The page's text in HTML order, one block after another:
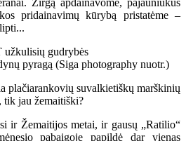
Žirgą apdainavome, pajauniukus
pridainavimų kūrybą pristatėme –
plačiarankovių suvalkietiškų marškinių
tik jau žemaitiški?
ir Žemaitijos metai, ir gausų „Ratilio“
pabaigoje papildė dar vienas